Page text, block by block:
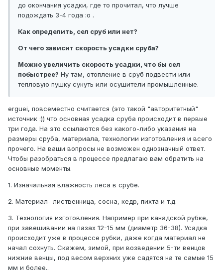
до окончания усадки, где то прочитал, что лучше
подождать 3-4 года :o .
Как определить, сел сруб или нет?
От чего зависит скорость усадки сруба?
Можно увеличить скорость усадки, что бы сел
побыстрее? Ну там, отопление в сруб подвести или
тепловую пушку сунуть или осушители промышленные.
erguei, повсеместно считается (это такой "авторитетный"
источник :)) что основная усадка сруба происходит в первые
три года. На это ссылаются без какого-либо указания на
размеры сруба, материала, технологии изготовления и всего
прочего. На ваши вопросы не возможен однозначный ответ.
Чтобы разобраться в процессе предлагаю вам обратить на
основные моменты.
1. Изначальная влажность леса в срубе.
2. Материал- лиственница, сосна, кедр, пихта и т.д.
3. Технология изготовления. Например при канадской рубке,
при завешивании на пазах 12-15 мм (диаметр 36-38). Усадка
происходит уже в процессе рубки, даже когда материал не
начал сохнуть. Скажем, зимой, при возведении 5-ти венцов
нижние венцы, под весом верхних уже садятся на те самые 15
мм и более..